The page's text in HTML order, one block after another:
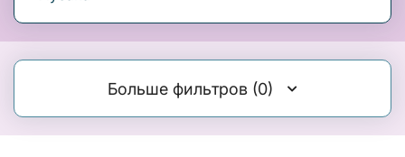
Больше фильтров (0)